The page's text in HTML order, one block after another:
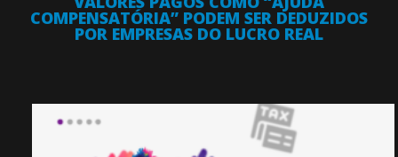
COMPENSATÓRIA” PODEM SER DEDUZIDOS
POR EMPRESAS DO LUCRO REAL